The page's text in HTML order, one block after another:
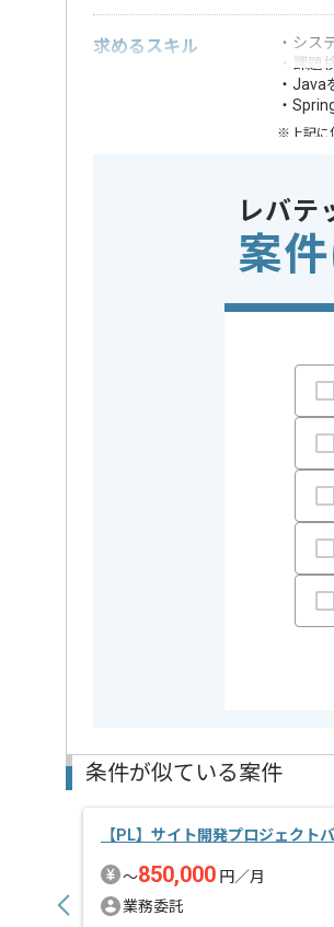
求めるスキル
・シス
・課題
・Java
・
※上記に
OS
この案件のポイント 業務内
特徴
精算条件
精算基
支払い
IT、ビジネスサポート事業等を
システムマイグレーション経
基本的には一部リモートでの作
レバテ
案
条件が似ている案件
【PL】サイト開発プロジェクト
〜850,000 円／月
業務委託